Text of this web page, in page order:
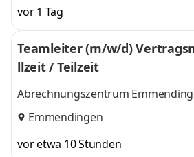
vor 1 Tag
Teamleiter (m/w/d)
llzeit / Teilzeit
Abrechnungszentrum
Emmendingen
vor etwa 10 Stunden